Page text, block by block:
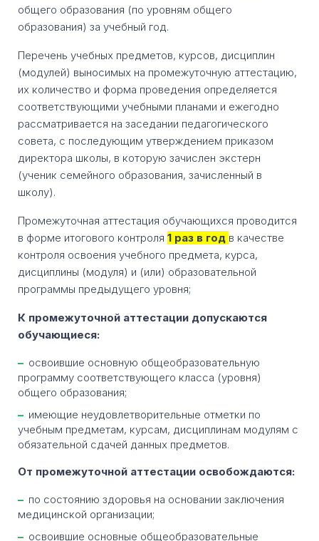
общего образования (по уровням общего
образования) за учебный год.
Перечень учебных предметов, курсов, дисциплин
(модулей) выносимых на промежуточную аттестацию,
их количество и форма проведения определяется
соответствующими учебными планами и ежегодно
рассматривается на заседании педагогического
совета, с последующим утверждением приказом
директора школы, в которую зачислен экстерн
(ученик семейного образования, зачисленный в
школу).
Промежуточная аттестация обучающихся проводится
в форме итогового контроля 1 раз в год в качестве
контроля освоения учебного предмета, курса,
дисциплины (модуля) и (или) образовательной
программы предыдущего уровня;
К промежуточной аттестации допускаются
обучающиеся:
освоившие основную общеобразовательную
программу соответствующего класса (уровня)
общего образования;
имеющие неудовлетворительные отметки по
учебным предметам, курсам, дисциплинам модулям с
обязательной сдачей данных предметов.
От промежуточной аттестации освобождаются:
по состоянию здоровья на основании заключения
медицинской организации;
освоившие основные общеобразовательные